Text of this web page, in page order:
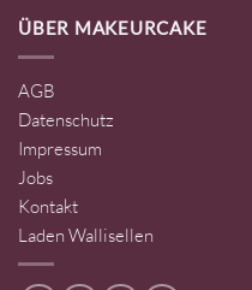
ÜBER MAKEURCAKE
AGB
Datenschutz
Impressum
Jobs
Kontakt
Laden Wallisellen